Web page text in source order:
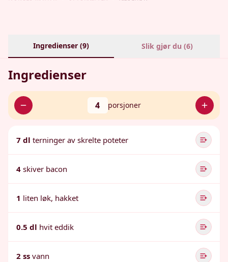
Ingredienser (9) Slik gjør du (6)
Ingredienser
4 porsjoner
7 dl terninger av skrelte poteter
4 skiver bacon
1 liten løk, hakket
0.5 dl hvit eddik
2 ss vann